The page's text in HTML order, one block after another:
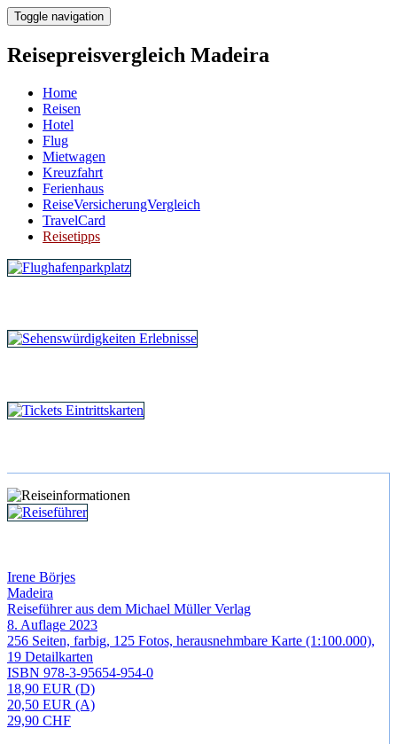
Toggle navigation
Reisepreisvergleich Madeira
Home
Reisen
Hotel
Flug
Mietwagen
Kreuzfahrt
Ferienhaus
ReiseVersicherungVergleich
TravelCard
Reisetipps
Irene Börjes
Madeira
Reiseführer aus dem Michael Müller Verlag
8. Auflage 2023
256 Seiten, farbig, 125 Fotos, herausnehmbare Karte (1:100.000),
19 Detailkarten
ISBN 978-3-95654-954-0
18,90 EUR (D)
20,50 EUR (A)
29,90 CHF